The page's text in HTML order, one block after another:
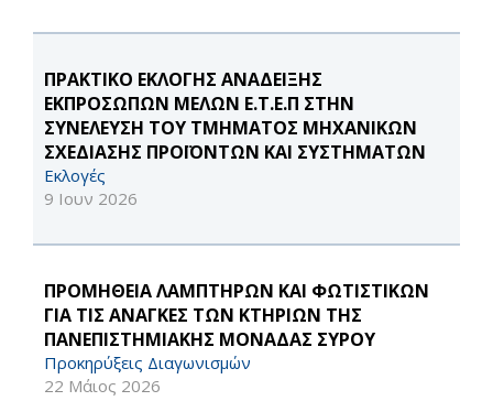
ΠΡΑΚΤΙΚΟ ΕΚΛΟΓΗΣ ΑΝΑΔΕΙΞΗΣ
ΕΚΠΡΟΣΩΠΩΝ ΜΕΛΩΝ Ε.Τ.Ε.Π ΣΤΗΝ
ΣΥΝΕΛΕΥΣΗ ΤΟΥ ΤΜΗΜΑΤΟΣ ΜΗΧΑΝΙΚΩΝ
ΣΧΕΔΙΑΣΗΣ ΠΡΟΪΟΝΤΩΝ ΚΑΙ ΣΥΣΤΗΜΑΤΩΝ
Εκλογές
9 Ιουν 2026
ΠΡΟΜΗΘΕΙΑ ΛΑΜΠΤΗΡΩΝ ΚΑΙ ΦΩΤΙΣΤΙΚΩΝ
ΓΙΑ ΤΙΣ ΑΝΑΓΚΕΣ ΤΩΝ ΚΤΗΡΙΩΝ ΤΗΣ
ΠΑΝΕΠΙΣΤΗΜΙΑΚΗΣ ΜΟΝΑΔΑΣ ΣΥΡΟΥ
Προκηρύξεις Διαγωνισμών
22 Μάιος 2026